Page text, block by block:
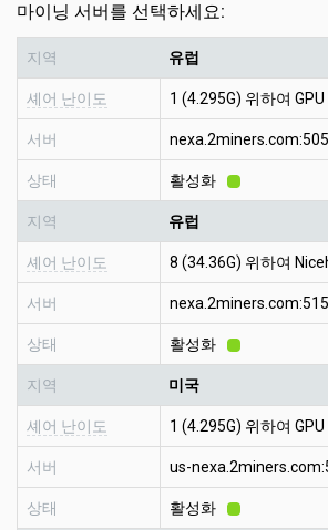
마이닝 서버를 선택하세요:
지역 유럽
셰어 난이도 1 (4.295G) 위하여 GPU
서버
상태 활성화
지역 유럽
셰어 난이도 8 (34.36G) 위하여
서버
상태 활성화
지역 미국
셰어 난이도 1 (4.295G) 위하여 GPU
서버 us-
상태 활성화